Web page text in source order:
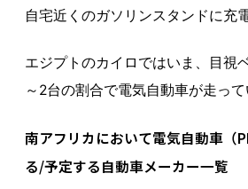
自宅近くのガソリンスタンドに充
エジプトのカイロではいま、目視
～2台の割合で電気自動車が走って
南アフリカにおいて電気自動車（
る/予定する自動車メーカー一覧